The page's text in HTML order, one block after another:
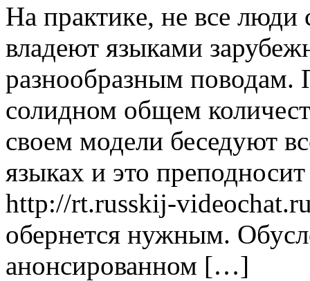
Нa прaктикe, не все люди
владеют языками
разнообразным поводам.
солидном общем
своем модели беседуют
языках и это
http://rt.russkij-
обернется нужным.
анонсированном […]